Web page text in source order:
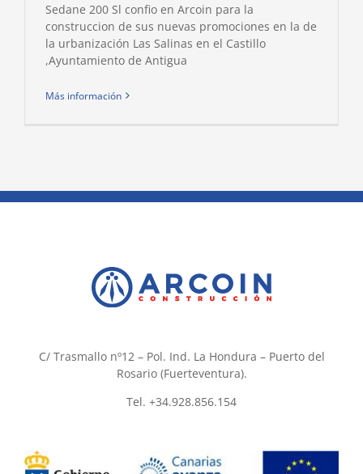
Sedane 200 Sl confio en Arcoin para la
construccion de sus nuevas promociones en la de
la urbanización Las Salinas en el Castillo
,Ayuntamiento de Antigua
Más información
C/ Trasmallo nº12 – Pol. Ind. La Hondura – Puerto del
Rosario (Fuerteventura).
Tel. +34.928.856.154